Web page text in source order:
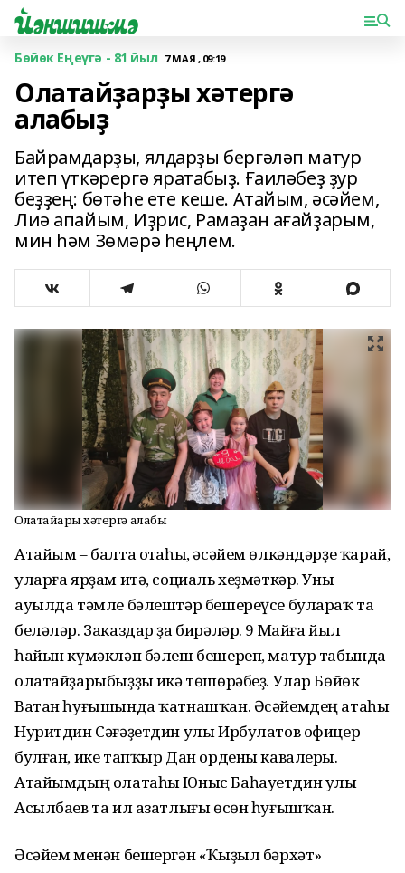
Бөйөк Еңеүгә - 81 йыл 7 МАЯ , 09:19
Олатайҙарҙы хәтергә
алабыҙ
Байрамдарҙы, ялдарҙы бергәләп матур
итеп үткәрергә яратабыҙ. Ғаиләбеҙ ҙур
беҙҙең: бөтәһе ете кеше. Атайым, әсәйем,
Лиә апайым, Иҙрис, Рамаҙан ағайҙарым,
мин һәм Зөмәрә һеңлем.
Олатайҙарҙы хәтергә алабыҙ
Атайым – балта оҫтаһы, әсәйем өлкәндәрҙе ҡарай,
уларға ярҙам итә, социаль хеҙмәткәр. Уны
ауылда тәмле бәлештәр бешереүсе булараҡ та
беләләр. Заказдар ҙа бирәләр. 9 Майға йыл
һайын күмәкләп бәлеш бешереп, матур табында
олатайҙарыбыҙҙы иҫкә төшөрәбеҙ. Улар Бөйөк
Ватан һуғышында ҡатнашҡан. Әсәйемдең атаһы
Нуритдин Сәғәҙетдин улы Ирбулатов офицер
булған, ике тапҡыр Дан ордены кавалеры.
Атайымдың олатаһы Юныс Баһауетдин улы
Асылбаев та ил азатлығы өсөн һуғышҡан.
Әсәйем менән бешергән «Ҡыҙыл бәрхәт»